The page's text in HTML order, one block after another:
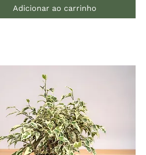
Adicionar ao carrinho